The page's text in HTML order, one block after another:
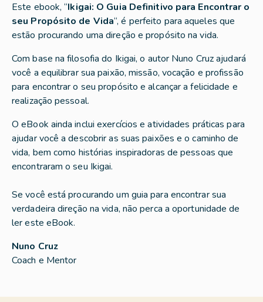
Este ebook, “Ikigai: O Guia Definitivo para Encontrar o
seu Propósito de Vida“, é perfeito para aqueles que
estão procurando uma direção e propósito na vida.
Com base na filosofia do Ikigai, o autor Nuno Cruz ajudará
você a equilibrar sua paixão, missão, vocação e profissão
para encontrar o seu propósito e alcançar a felicidade e
realização pessoal.
O eBook ainda inclui exercícios e atividades práticas para
ajudar você a descobrir as suas paixões e o caminho de
vida, bem como histórias inspiradoras de pessoas que
encontraram o seu Ikigai.
Se você está procurando um guia para encontrar sua
verdadeira direção na vida, não perca a oportunidade de
ler este eBook.
Nuno Cruz
Coach e Mentor